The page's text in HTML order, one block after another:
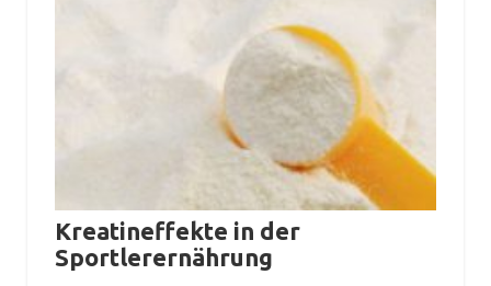
Kreatineffekte in der
Sportlerernährung